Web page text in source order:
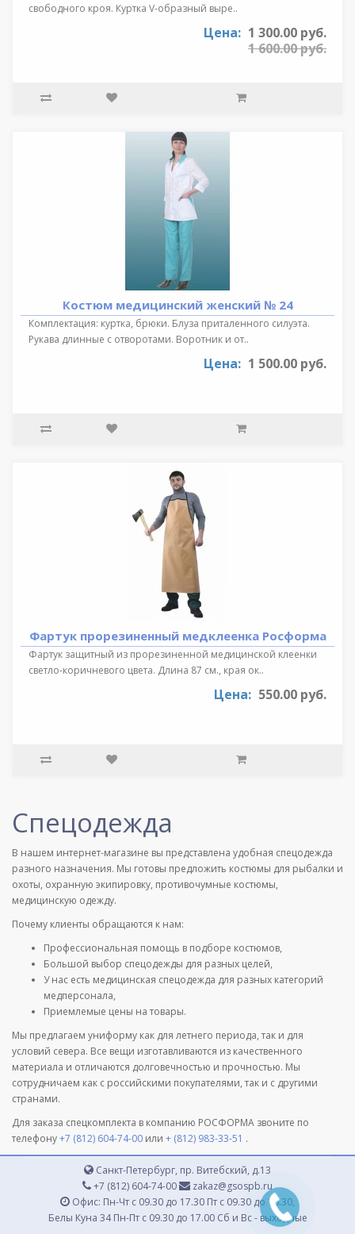
свободного кроя. Куртка V-образный выре..
Цена: 1 300.00 руб.
1 600.00 руб.
Костюм медицинский женский № 24
Комплектация: куртка, брюки. Блуза приталенного силуэта.
Рукава длинные с отворотами. Воротник и от..
Цена: 1 500.00 руб.
Фартук прорезиненный медклеенка Росформа
Фартук защитный из прорезиненной медицинской клеенки
светло-коричневого цвета. Длина 87 см., края ок..
Цена: 550.00 руб.
Спецодежда
В нашем интернет-магазине вы представлена удобная спецодежда
разного назначения. Мы готовы предложить костюмы для рыбалки и
охоты, охранную экипировку, противочумные костюмы,
медицинскую одежду.
Почему клиенты обращаются к нам:
Профессиональная помощь в подборе костюмов,
Большой выбор спецодежды для разных целей,
У нас есть медицинская спецодежда для разных категорий
медперсонала,
Приемлемые цены на товары.
Мы предлагаем униформу как для летнего периода, так и для
условий севера. Все вещи изготавливаются из качественного
материала и отличаются долговечностью и прочностью. Мы
сотрудничаем как с российскими покупателями, так и с другими
странами.
Для заказа спецкомплекта в компанию РОСФОРМА звоните по
телефону+7 (812) 604-74-00 или + (812) 983-33-51 .
Санкт-Петербург, пр. Витебский, д.13
+7 (812) 604-74-00
zakaz@gsospb.ru
Офис: Пн-Чт с 09.30 до 17.30 Пт с 09.30 до 16.30,
Белы Куна 34 Пн-Пт с 09.30 до 17.00 Сб и Вс - выходные